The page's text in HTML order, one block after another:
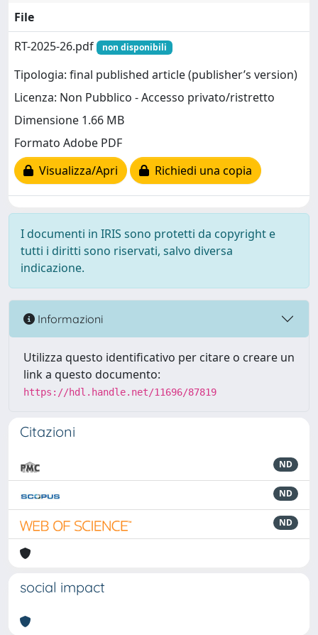
File
RT-2025-26.pdf
non disponibili
Tipologia: final published article (publisher’s version)
Licenza: Non Pubblico - Accesso privato/ristretto
Dimensione 1.66 MB
Formato Adobe PDF
Visualizza/Apri
Richiedi una copia
I documenti in IRIS sono protetti da copyright e
tutti i diritti sono riservati, salvo diversa
indicazione.
Informazioni
Utilizza questo identificativo per citare o creare un
link a questo documento:
https://hdl.handle.net/11696/87819
Citazioni
ND
ND
ND
social impact